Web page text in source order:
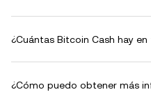
¿Cuántas Bitcoin Cash hay
¿Cómo puedo obtener más